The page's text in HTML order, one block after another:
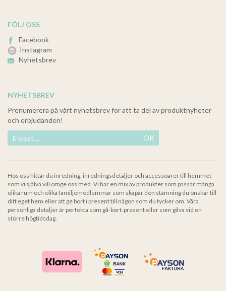
FÖLJ OSS
Facebook
Instagram
Nyhetsbrev
NYHETSBREV
Prenumerera på vårt nyhetsbrev för att ta del av produktnyheter
och erbjudanden!
OK
Hos oss hittar du inredning, inredningsdetaljer och accessoarer till hemmet
som vi själva vill omge oss med. Vi har en mix av produkter som passar många
olika rum och olika familjemedlemmar som skapar den stämning du önskar till
ditt eget hem eller att ge bort i present till någon som du tycker om. Våra
personliga detaljer är perfekta som gå-bort-present eller som gåva vid en
större högtidsdag.